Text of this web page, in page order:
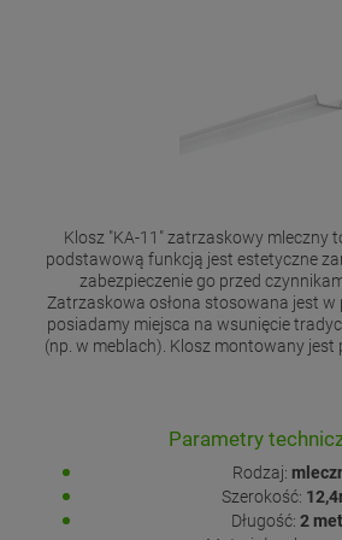
Klosz "KA-11" zatrzaskowy mleczny
podstawową funkcją jest estetyczne
zabezpieczenie go przed
Zatrzaskowa osłona stosowana jest w
posiadamy miejsca na wsunięcie
(np. w meblach). Klosz montowany jest
Parametry
Rodzaj:
Szerokość:
Długość: 2